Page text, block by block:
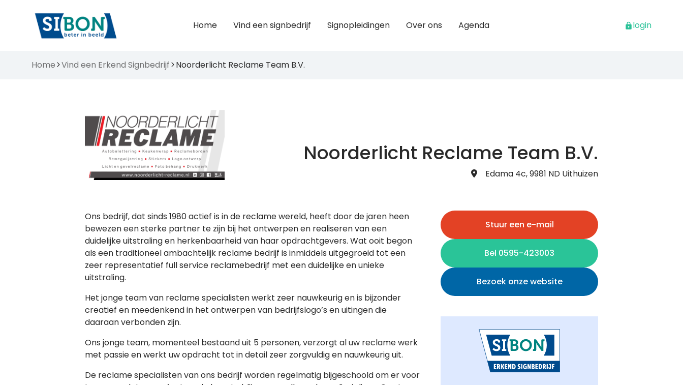
Home Vind een signbedrijf Signopleidingen Over ons Agenda login
Home Vind een Erkend Signbedrijf Noorderlicht Reclame Team B.V.
Noorderlicht Reclame Team B.V.
Edama 4c, 9981 ND Uithuizen
Ons bedrijf, dat sinds 1980 actief is in de reclame wereld, heeft door de jaren heen
bewezen een sterke partner te zijn bij het ontwerpen en realiseren van een
duidelijke uitstraling en herkenbaarheid van haar opdrachtgevers. Wat ooit begon
als een traditioneel ambachtelijk reclame bedrijf is inmiddels uitgegroeid tot een
zeer representatief full service reclamebedrijf met een duidelijke en unieke
uitstraling.
Het jonge team van reclame specialisten werkt zeer nauwkeurig en is bijzonder
creatief en meedenkend in het ontwerpen van bedrijfslogo’s en uitingen die
daaraan verbonden zijn.
Ons jonge team, momenteel bestaand uit 5 personen, verzorgt al uw reclame werk
met passie en werkt uw opdracht tot in detail zeer zorgvuldig en nauwkeurig uit.
De reclame specialisten van ons bedrijf worden regelmatig bijgeschoold om er voor
Stuur een e-mail
Bel 0595-423003
Bezoek onze website